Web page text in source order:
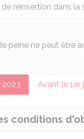
réinsertion dans la
peine ne peut être
2023 Avant le 1er
conditions